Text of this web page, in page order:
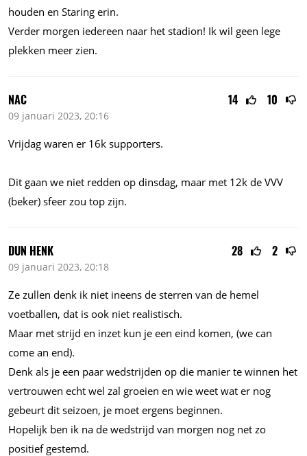
houden en Staring erin.
Verder morgen iedereen naar het stadion! Ik wil geen lege
plekken meer zien.
14 10
NAC
09 januari 2023, 20:16
Vrijdag waren er 16k supporters.
Dit gaan we niet redden op dinsdag, maar met 12k de VVV
(beker) sfeer zou top zijn.
28 2
DUN HENK
09 januari 2023, 20:18
Ze zullen denk ik niet ineens de sterren van de hemel
voetballen, dat is ook niet realistisch.
Maar met strijd en inzet kun je een eind komen, (we can
come an end).
Denk als je een paar wedstrijden op die manier te winnen het
vertrouwen echt wel zal groeien en wie weet wat er nog
gebeurt dit seizoen, je moet ergens beginnen.
Hopelijk ben ik na de wedstrijd van morgen nog net zo
positief gestemd.